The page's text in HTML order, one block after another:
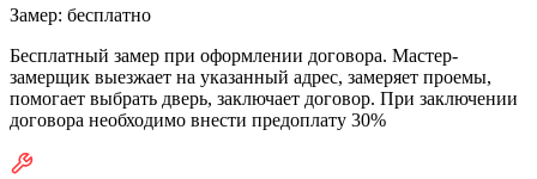
Замер: бесплатно
Бесплатный замер при оформлении договора. Мастер-
замерщик выезжает на указанный адрес, замеряет проемы,
помогает выбрать дверь, заключает договор. При заключении
договора необходимо внести предоплату 30%